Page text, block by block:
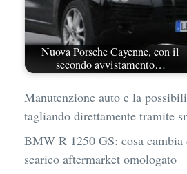
Nuova Porsche Cayenne, con il
secondo avvistamento…
Manutenzione auto e la
tagliando direttamente tramite
BMW R 1250 GS: cosa cambia
scarico aftermarket omologato